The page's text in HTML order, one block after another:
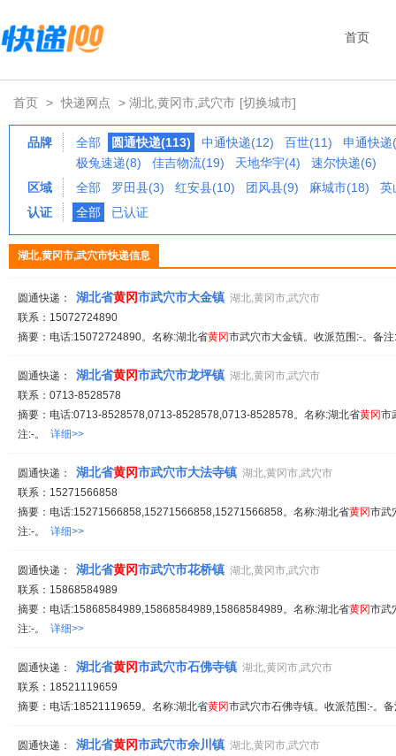
首页
首页 > 快递网点 > 湖北,黄冈市,武穴市 [切换城市]
品牌 全部 圆通快递(113) 中通快递(12) 百世(11)
申通快递
极兔速递(8)
佳吉物流(19) 天地华宇(4)
速尔快递(6)
区域
全部 罗田县(3) 红安县(10) 团风县(9) 麻城市(18)
英
认证
全部 已认证
湖北,黄冈市,武穴市快递信息
圆通快递： 湖北省黄冈市武穴市大金镇 湖北,黄冈市,武穴市
联系：15072724890
摘要：电话:15072724890。名称:湖北省黄冈市武穴市大金镇。收派范围:-。备
圆通快递： 湖北省黄冈市武穴市龙坪镇 湖北,黄冈市,武穴市
联系：0713-8528578
摘要：电话:0713-8528578,0713-8528578,0713-8528578。名称:湖北省黄冈市
注:-。 详细>>
圆通快递： 湖北省黄冈市武穴市大法寺镇 湖北,黄冈市,武穴市
联系：15271566858
摘要：电话:15271566858,15271566858,15271566858。名称:湖北省黄冈市武
注:-。 详细>>
圆通快递： 湖北省黄冈市武穴市花桥镇 湖北,黄冈市,武穴市
联系：15868584989
摘要：电话:15868584989,15868584989,15868584989。名称:湖北省黄冈市武
注:-。 详细>>
圆通快递： 湖北省黄冈市武穴市石佛寺镇 湖北,黄冈市,武穴市
联系：18521119659
摘要：电话:18521119659。名称:湖北省黄冈市武穴市石佛寺镇。收派范围:-。
圆通快递： 湖北省黄冈市武穴市余川镇 湖北,黄冈市,武穴市